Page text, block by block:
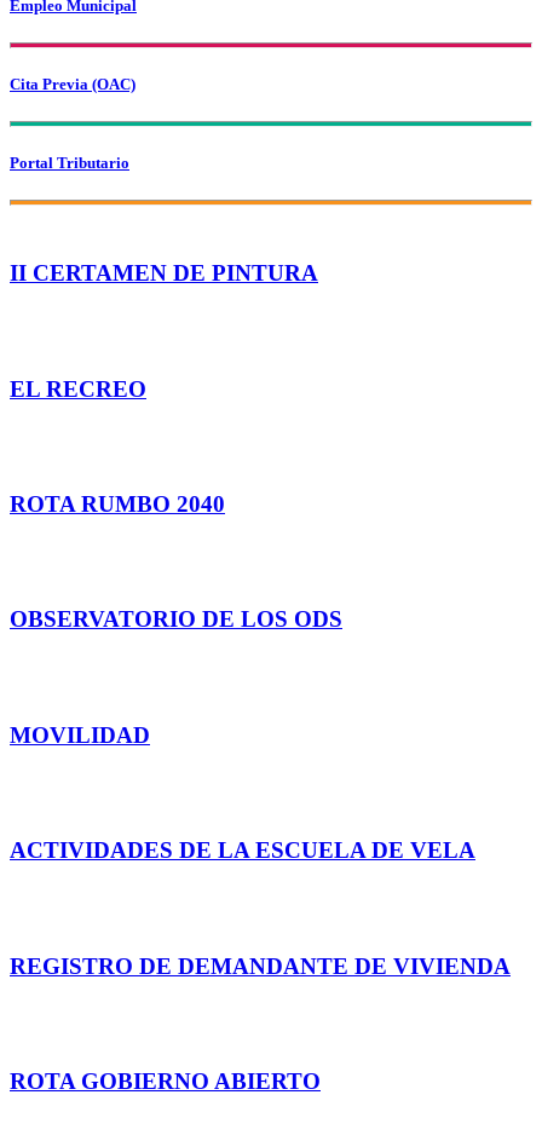
Empleo Municipal
Cita Previa (OAC)
Portal Tributario
II CERTAMEN DE PINTURA
EL RECREO
ROTA RUMBO 2040
OBSERVATORIO DE LOS ODS
MOVILIDAD
ACTIVIDADES DE LA ESCUELA DE VELA
REGISTRO DE DEMANDANTE DE VIVIENDA
ROTA GOBIERNO ABIERTO